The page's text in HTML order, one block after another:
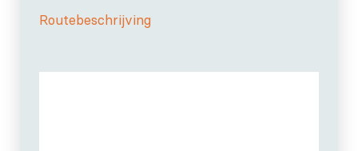
Routebeschrijving